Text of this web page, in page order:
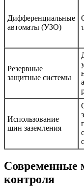
Дифференциальные
автоматы (УЗО)
Резервные
защитные системы
Использование
шин заземления
Современные
контроля